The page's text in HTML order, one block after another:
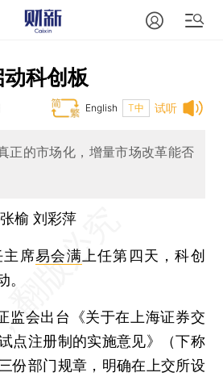
科创板
试听
T中
English
正的市场化，增量市场改革能否
榆 刘彩萍
席易会满 上任第四天，科创
。
会出台《关于在上海证券交
点注册制的实施意见》（下称
份部门规章，明确在上交所设